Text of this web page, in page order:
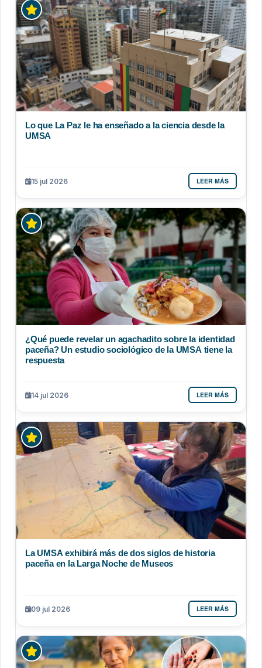
Lo que La Paz le ha enseñado a la ciencia desde la
UMSA
15 jul 2026 LEER MÁS
¿Qué puede revelar un agachadito sobre la identidad
paceña? Un estudio sociológico de la UMSA tiene la
respuesta
14 jul 2026 LEER MÁS
La UMSA exhibirá más de dos siglos de historia
paceña en la Larga Noche de Museos
09 jul 2026 LEER MÁS